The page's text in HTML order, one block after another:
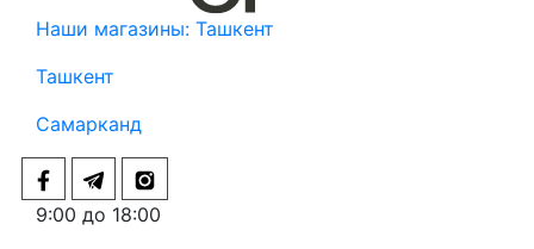
Наши магазины: Ташкент
Ташкент
Самарканд
9:00 до 18:00